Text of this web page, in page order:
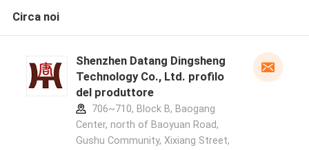
Circa noi
Shenzhen Datang Dingsheng
Technology Co., Ltd. profilo
del produttore
706~710, Block B, Baogang
Center, north of Baoyuan Road,
Gushu Community, Xixiang Street,